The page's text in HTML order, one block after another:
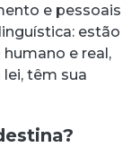
e pessoais
estão
e real,
têm sua